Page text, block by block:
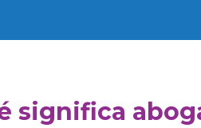
significa